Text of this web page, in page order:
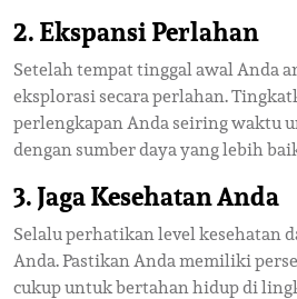
2. Ekspansi Perlahan
Setelah tempat tinggal awal Anda
eksplorasi secara perlahan.
perlengkapan Anda seiring waktu
dengan sumber daya yang lebih
3. Jaga Kesehatan Anda
Selalu perhatikan level kesehatan
Anda. Pastikan Anda memiliki
cukup untuk bertahan hidup di